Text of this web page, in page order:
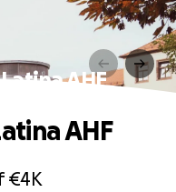
AHF
€4K
AHF